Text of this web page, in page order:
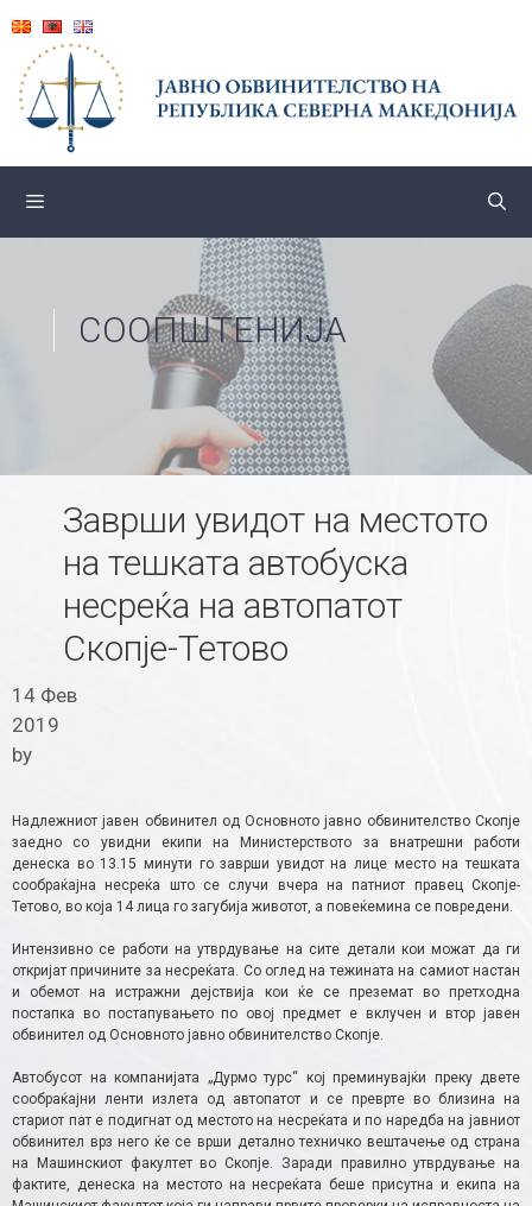
content
СООПШТЕНИЈА
Заврши увидот на местото
на тешката автобуска
несреќа на автопатот
Скопје-Тетово
14 Фев
2019
by
Надлежниот јавен обвинител од Основното јавно обвинителство Скопје
заедно со увидни екипи на Министерството за внатрешни работи
денеска во 13.15 минути го заврши увидот на лице место на тешката
сообраќајна несреќа што се случи вчера на патниот правец Скопје-
Тетово, во која 14 лица го загубија животот, а повеќемина се повредени.
Интензивно се работи на утврдување на сите детали кои можат да ги
откријат причините за несреќата. Со оглед на тежината на самиот настан
и обемот на истражни дејствија кои ќе се преземат во претходна
постапка во постапувањето по овој предмет е вклучен и втор јавен
обвинител од Основното јавно обвинителство Скопје.
Автобусот на компанијата „Дурмо турс“ кој преминувајќи преку двете
сообраќајни ленти излета од автопатот и се преврте во близина на
стариот пат е подигнат од местото на несреќата и по наредба на јавниот
обвинител врз него ќе се врши детално техничко вештачење од страна
на Mашинскиот факултет во Скопје. Заради правилно утврдување на
фактите, денеска на местото на несреќата беше присутна и екипа на